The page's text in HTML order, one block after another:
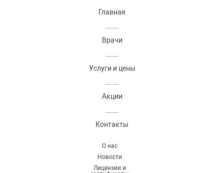
Главная
Врачи
Услуги и цены
Акции
Контакты
О нас
Новости
Лицензии и